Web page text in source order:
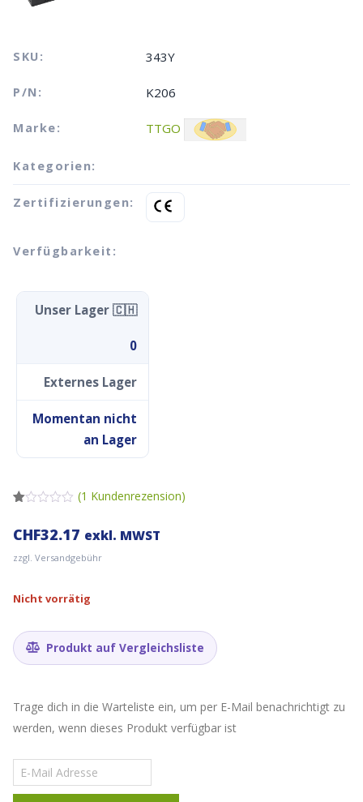
SKU: 343Y
P/N: K206
Marke: TTGO
Kategorien:
Zertifizierungen:
Verfügbarkeit:
Unser Lager 🇨🇭
0
Externes Lager
Momentan nicht
an Lager
1.00
5,
Kundenbewertung
(1 Kundenrezension)
CHF32.17 exkl. MWST
zzgl. Versandgebühr
Nicht vorrätig
Produkt auf Vergleichsliste
Trage dich in die Warteliste ein, um per E-Mail benachrichtigt zu
werden, wenn dieses Produkt verfügbar ist
Gib
deine
E-